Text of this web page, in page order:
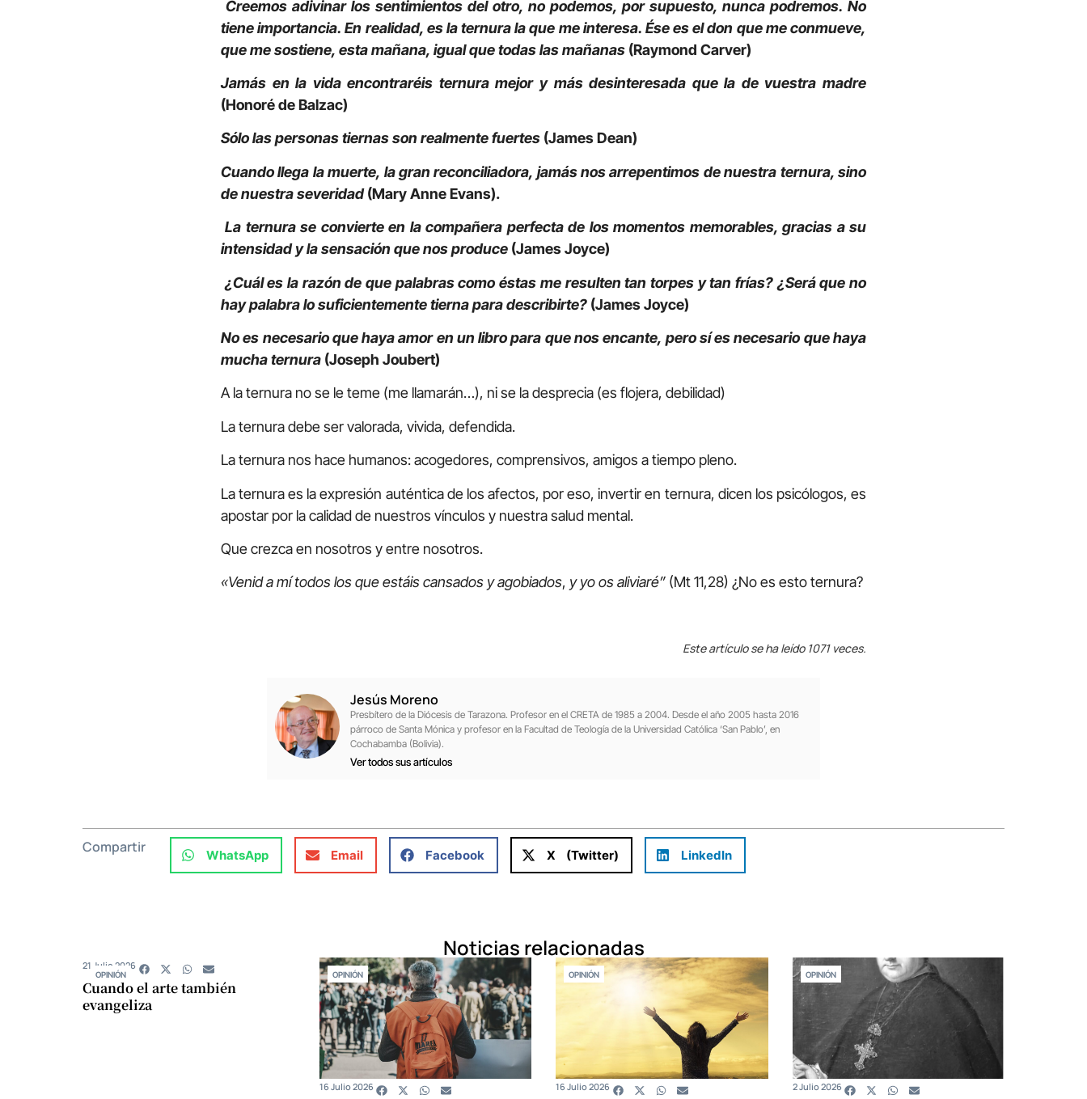
Creemos adivinar los sentimientos del otro, no podemos, por supuesto, nunca podremos. No
tiene importancia. En realidad, es la ternura la que me interesa. Ése es el don que me conmueve,
que me sostiene, esta mañana, igual que todas las mañanas (Raymond Carver)
Jamás en la vida encontraréis ternura mejor y más desinteresada que la de vuestra madre
(Honoré de Balzac)
Sólo las personas tiernas son realmente fuertes (James Dean)
Cuando llega la muerte, la gran reconciliadora, jamás nos arrepentimos de nuestra ternura, sino
de nuestra severidad(Mary Anne Evans).
La ternura se convierte en la compañera perfecta de los momentos memorables, gracias a su
intensidad y la sensación que nos produce (James Joyce)
¿Cuál es la razón de que palabras como éstas me resulten tan torpes y tan frías? ¿Será que no
hay palabra lo suficientemente tierna para describirte? (James Joyce)
No es necesario que haya amor en un libro para que nos encante, pero sí es necesario que haya
mucha ternura (Joseph Joubert)
A la ternura no se le teme (me llamarán…), ni se la desprecia (es flojera, debilidad)
La ternura debe ser valorada, vivida, defendida.
La ternura nos hace humanos: acogedores, comprensivos, amigos a tiempo pleno.
La ternura es la expresión auténtica de los afectos, por eso, invertir en ternura, dicen los psicólogos, es
apostar por la calidad de nuestros vínculos y nuestra salud mental.
Que crezca en nosotros y entre nosotros.
«Venid a mí todos los que estáis cansados y agobiados, y yo os aliviaré” (Mt 11,28) ¿No es esto ternura?
Este artículo se ha leído 1071 veces.
Jesús Moreno
Presbítero de la Diócesis de Tarazona. Profesor en el CRETA de 1985 a 2004. Desde el año 2005 hasta 2016
párroco de Santa Mónica y profesor en la Facultad de Teología de la Universidad Católica ‘San Pablo’, en
Cochabamba (Bolivia).
Ver todos sus artículos
Compartir WhatsApp Email Facebook X (Twitter) LinkedIn
Noticias relacionadas
OPINIÓN
Cuando el arte también
evangeliza
21 Julio 2026
OPINIÓN
16 Julio 2026
OPINIÓN
16 Julio 2026
OPINIÓN
2 Julio 2026